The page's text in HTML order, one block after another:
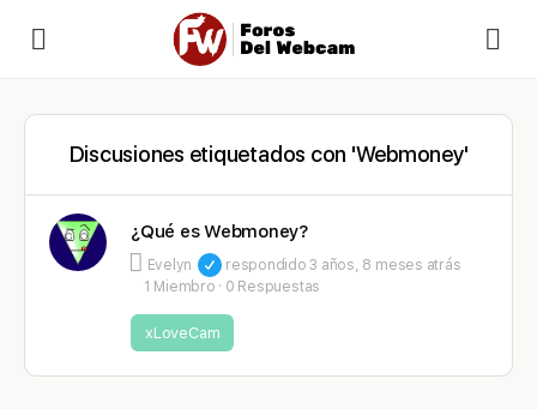
Discusiones etiquetados con 'Webmoney'
¿Qué es Webmoney?
Evelyn respondido3 años, 8 meses atrás
1 Miembro · 0 Respuestas
xLoveCam